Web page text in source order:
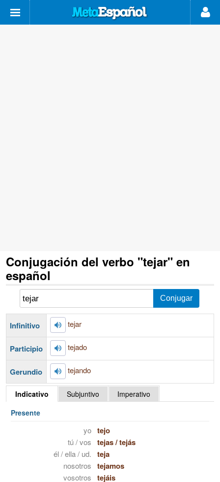
Conjugación del verbo "tejar" en
español
Infinitivo tejar
Participio tejado
Gerundio tejando
Indicativo Subjuntivo
Imperativo
Presente
yo tejo
tú / vos tejas/tejás
él / ella / ud. teja
nosotros tejamos
vosotros tejáis